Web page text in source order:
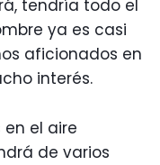
tendría todo el
ya es casi
aficionados en
interés.
el aire
de varios